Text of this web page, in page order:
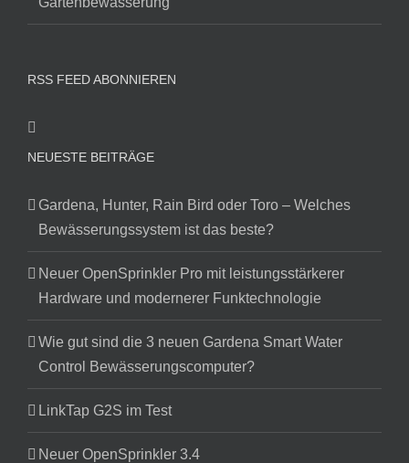
RSS FEED ABONNIEREN
NEUESTE BEITRÄGE
Gardena, Hunter, Rain Bird oder Toro – Welches
Bewässerungssystem ist das beste?
Neuer OpenSprinkler Pro mit leistungsstärkerer
Hardware und modernerer Funktechnologie
Wie gut sind die 3 neuen Gardena Smart Water
Control Bewässerungscomputer?
LinkTap G2S im Test
Neuer OpenSprinkler 3.4